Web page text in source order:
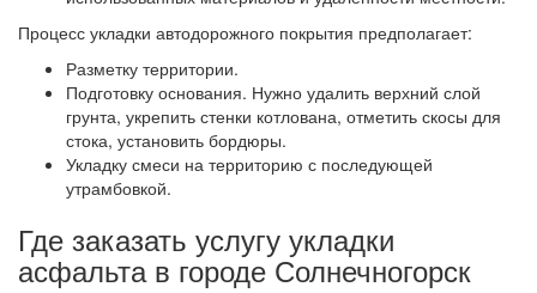
Процесс укладки автодорожного покрытия предполагает:
Разметку территории.
Подготовку основания. Нужно удалить верхний слой
грунта, укрепить стенки котлована, отметить скосы для
стока, установить бордюры.
Укладку смеси на территорию с последующей
утрамбовкой.
Где заказать услугу укладки
асфальта в городе Солнечногорск